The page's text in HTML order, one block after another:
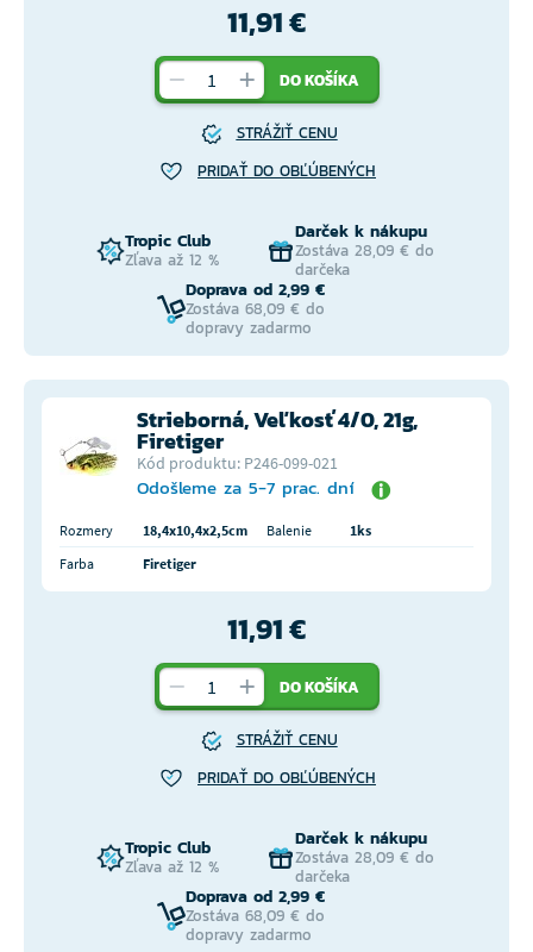
11,91 €
DO KOŠÍKA
STRÁŽIŤ CENU
PRIDAŤ DO OBĽÚBENÝCH
Tropic Club
Zľava až 12 %
Darček k nákupu
Zostáva 28,09 € do
darčeka
Doprava od 2,99 €
Zostáva 68,09 € do
dopravy zadarmo
Strieborná, Veľkosť 4/0, 21g,
Firetiger
Kód produktu: P246-099-021
Odošleme za 5-7 prac. dní
Rozmery 18,4x10,4x2,5cm Balenie
1ks
Farba
Firetiger
11,91 €
DO KOŠÍKA
STRÁŽIŤ CENU
PRIDAŤ DO OBĽÚBENÝCH
Tropic Club
Zľava až 12 %
Darček k nákupu
Zostáva 28,09 € do
darčeka
Doprava od 2,99 €
Zostáva 68,09 € do
dopravy zadarmo